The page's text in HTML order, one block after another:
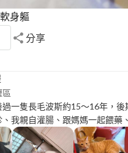
身軀
分享
區
一隻長毛波斯約15～16年，後
我親自灌腸、跟媽媽一起餵藥
記紀錄並跟醫生討論。元老過
妹長達一年多（飼主出國，飼料